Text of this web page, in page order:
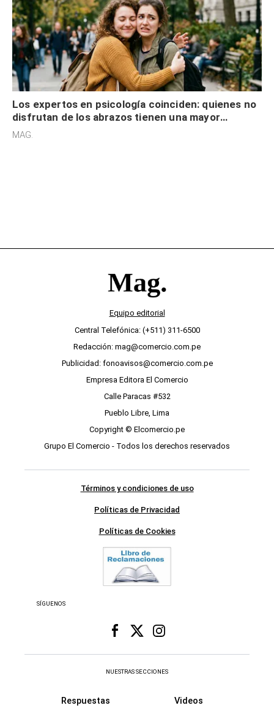
Los expertos en psicología coinciden: quienes no
disfrutan de los abrazos tienen una mayor
sensibilidad a los estímulos físicos y no es por
MAG.
Equipo editorial
Central Telefónica: (+511) 311-6500
Redacción: mag@comercio.com.pe
Publicidad: fonoavisos@comercio.com.pe
Empresa Editora El Comercio
Calle Paracas #532
Pueblo Libre, Lima
Copyright © Elcomercio.pe
Grupo El Comercio - Todos los derechos reservados
Términos y condiciones de uso
Políticas de Privacidad
Políticas de Cookies
SÍGUENOS
NUESTRAS SECCIONES
Respuestas Videos